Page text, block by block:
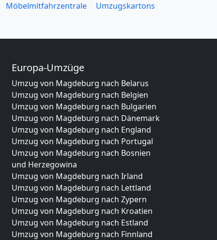
Möbelmitfahrzentrale
Umzugskartons
Europa-Umzüge
Umzug von Magdeburg nach Belarus
Umzug von Magdeburg nach Belgien
Umzug von Magdeburg nach Bulgarien
Umzug von Magdeburg nach Dänemark
Umzug von Magdeburg nach England
Umzug von Magdeburg nach Portugal
Umzug von Magdeburg nach Bosnien
und Herzegowina
Umzug von Magdeburg nach Irland
Umzug von Magdeburg nach Lettland
Umzug von Magdeburg nach Zypern
Umzug von Magdeburg nach Kroatien
Umzug von Magdeburg nach Estland
Umzug von Magdeburg nach Finnland